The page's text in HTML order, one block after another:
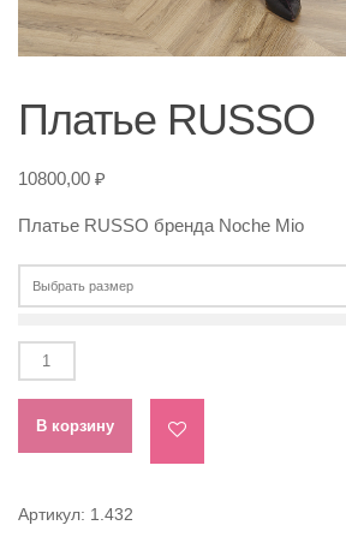
Платье RUSSO
10800,00 ₽
Платье RUSSO бренда Noche Mio
Количество
товара
RUSSO
В корзину
Артикул: 1.432